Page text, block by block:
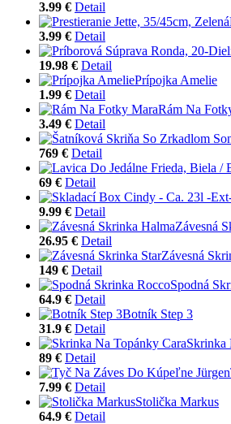
3.99 € Detail
3.99 € Detail
19.98 € Detail
Prípojka Amelie
1.99 € Detail
Rám Na
3.49 € Detail
769 € Detail
69 € Detail
9.99 € Detail
Závesná
26.95 € Detail
Závesná
149 € Detail
Spodná
64.9 € Detail
Botník Step 3
31.9 € Detail
Skrinka
89 € Detail
7.99 € Detail
Stolička Markus
64.9 € Detail